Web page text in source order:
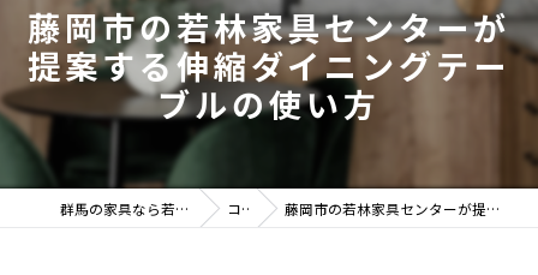
藤岡市の若林家具センターが
提案する伸縮ダイニングテー
ブルの使い方
群馬の家具なら若林家具センター 駒形店 コラム 藤岡市の若林家具センターが提案する伸縮ダイニングテーブルの使い方